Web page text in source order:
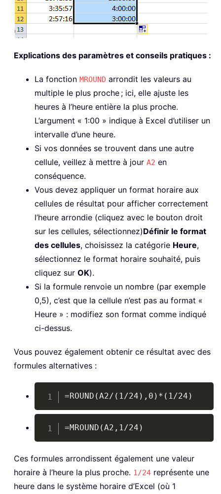
Explications des paramètres et conseils pratiques :
La fonction MROUND arrondit les valeurs au
multiple le plus proche ; ici, elle ajuste les
heures à l’heure entière la plus proche.
L’argument « 1:00 » indique à Excel d’utiliser un
intervalle d’une heure.
Si vos données se trouvent dans une autre
cellule, veillez à mettre à jour A2 en
conséquence.
Vous devez appliquer un format horaire aux
cellules de résultat pour afficher correctement
l’heure arrondie (cliquez avec le bouton droit
sur les cellules, sélectionnez)Définir le format
des cellules, choisissez la catégorie Heure,
sélectionnez le format horaire souhaité, puis
cliquez sur OK).
Si la formule renvoie un nombre (par exemple
0,5), c’est que la cellule n’est pas au format «
Heure » : modifiez son format comme indiqué
ci-dessus.
Vous pouvez également obtenir ce résultat avec des
formules alternatives :
=ROUND(A2/(1/24),0)*(1/24)
Copy
=MROUND(A2,1/24)
Ces formules arrondissent également une valeur
horaire à l’heure la plus proche. 1/24 représente une
heure dans le système horaire d’Excel (où 1